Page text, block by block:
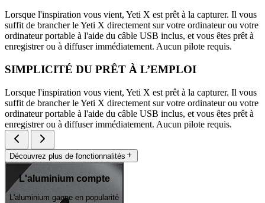
Lorsque l'inspiration vous vient, Yeti X est prêt à la capturer. Il vous
suffit de brancher le Yeti X directement sur votre ordinateur ou votre
ordinateur portable à l'aide du câble USB inclus, et vous êtes prêt à
enregistrer ou à diffuser immédiatement. Aucun pilote requis.
SIMPLICITÉ DU PRÊT À L’EMPLOI
Lorsque l'inspiration vous vient, Yeti X est prêt à la capturer. Il vous
suffit de brancher le Yeti X directement sur votre ordinateur ou votre
ordinateur portable à l'aide du câble USB inclus, et vous êtes prêt à
enregistrer ou à diffuser immédiatement. Aucun pilote requis.
Découvrez plus de fonctionnalités
L'aluminium compte
L'aluminium gagne en popularité